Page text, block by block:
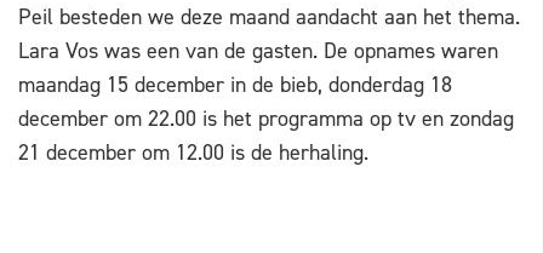
Peil besteden we deze maand aandacht aan het thema.
Lara Vos was een van de gasten. De opnames waren
maandag 15 december in de bieb, donderdag 18
december om 22.00 is het programma op tv en zondag
21 december om 12.00 is de herhaling.